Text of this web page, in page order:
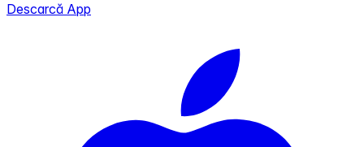
Descarcă App